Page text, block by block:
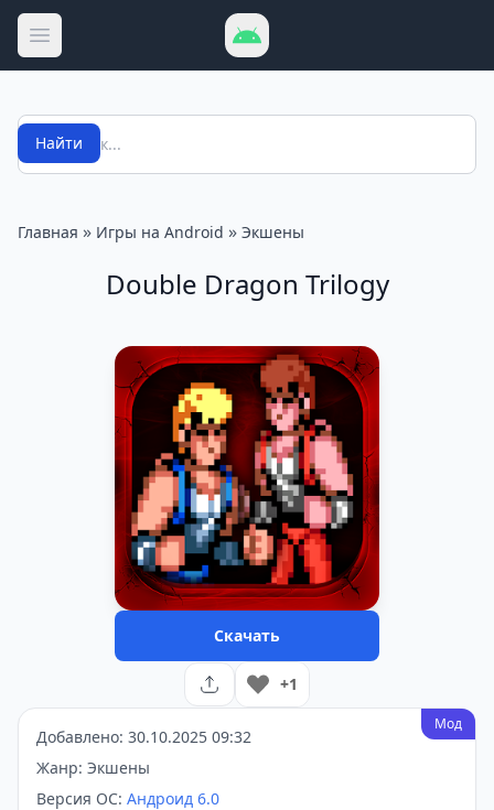
Открыть меню
Поиск
Найти
Главная » Игры на Android » Экшены
Double Dragon Trilogy
Скачать
+1
Мод
Добавлено: 30.10.2025 09:32
Жанр: Экшены
Версия ОС: Андроид 6.0